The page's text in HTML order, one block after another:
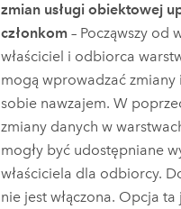
zmian usługi obiektowej
członkom – Począwszy od
właściciel i odbiorca
mogą wprowadzać
sobie nawzajem. W
zmiany danych w
mogły być udostępniane
właściciela dla odbiorcy.
nie jest włączona. Opcja